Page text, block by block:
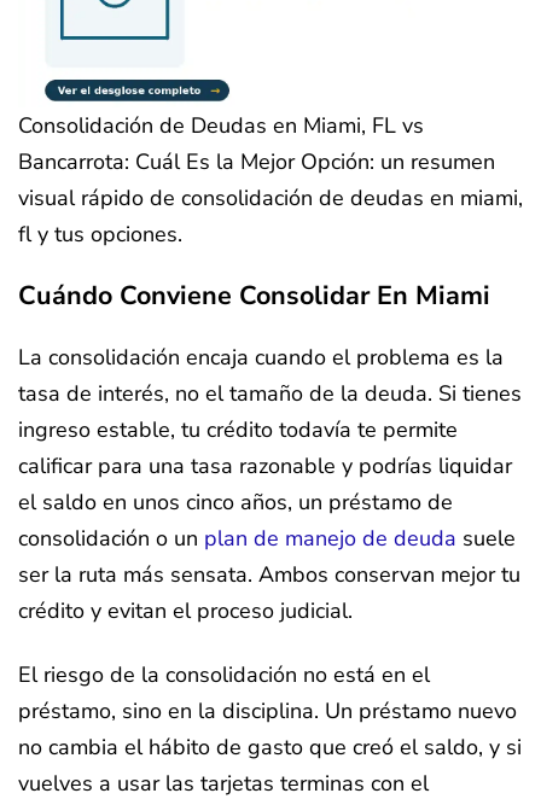
Consolidación de Deudas en Miami, FL vs
Bancarrota: Cuál Es la Mejor Opción: un resumen
visual rápido de consolidación de deudas en miami,
fl y tus opciones.
Cuándo Conviene Consolidar En Miami
La consolidación encaja cuando el problema es la
tasa de interés, no el tamaño de la deuda. Si tienes
ingreso estable, tu crédito todavía te permite
calificar para una tasa razonable y podrías liquidar
el saldo en unos cinco años, un préstamo de
consolidación o un plan de manejo de deuda suele
ser la ruta más sensata. Ambos conservan mejor tu
crédito y evitan el proceso judicial.
El riesgo de la consolidación no está en el
préstamo, sino en la disciplina. Un préstamo nuevo
no cambia el hábito de gasto que creó el saldo, y si
vuelves a usar las tarjetas terminas con el